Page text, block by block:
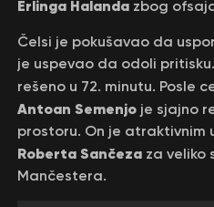
Erlinga Halandazbog
Čelsi je pokušavao da
je uspevao da odoli
rešeno u 72. minutu. Posle
Antoan Semenjoje sjajno
prostoru. On je
Roberta Sančezaza veliko
Mančestera.